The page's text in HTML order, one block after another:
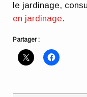
le jardinage,
en jardinage.
Partager :